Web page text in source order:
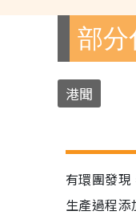
部分
港聞
有環團發
生產過程添